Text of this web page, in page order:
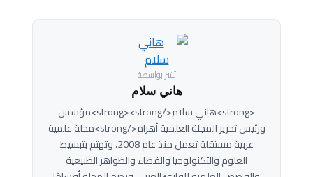
نُشر بواسطة
هاني سلام
<strong>هاني سلام</strong><strong>مؤسس
ورئيس تحرير المجلة العلمية أهرام</strong>مجلة علمية
عربية مستقلة تعمل منذ عام 2008، وتهتم بتبسيط
العلوم والتكنولوجيا والفضاء والظواهر الطبيعية